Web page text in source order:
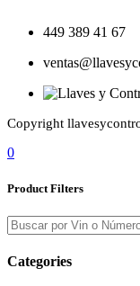
449 389 41 67
Copyright
0
Product Filters
Categories